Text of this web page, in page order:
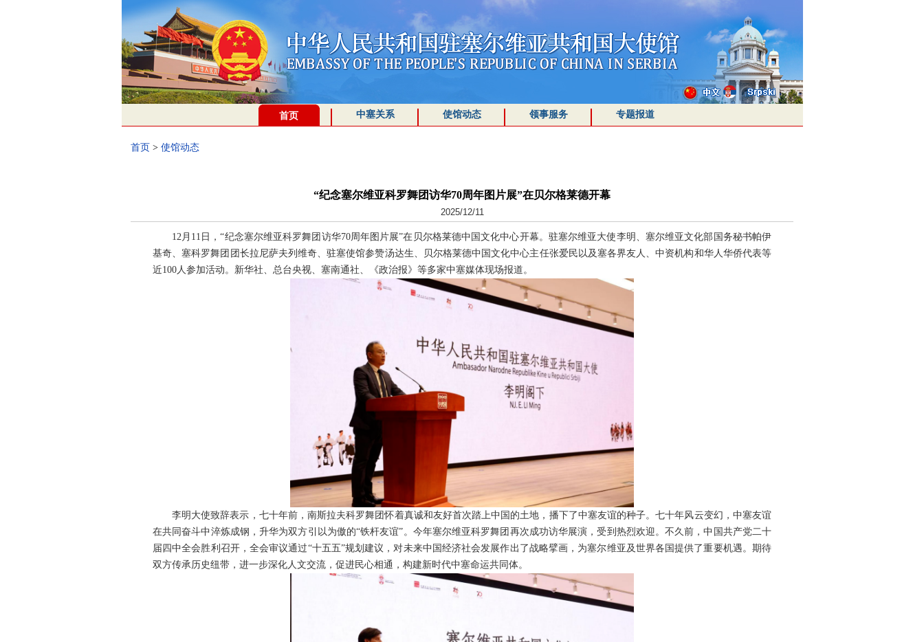
首页 中塞关系 使馆动态 领事服务 专题报道
首页 > 使馆动态
“纪念塞尔维亚科罗舞团访华70周年图片展”在贝尔格莱德开幕
2025/12/11
12月11日，“纪念塞尔维亚科罗舞团访华70周年图片展”在贝尔格莱德中国文化中心开幕。驻塞尔维亚大使李明、塞尔维亚文化部国务秘书帕伊
基奇、塞科罗舞团团长拉尼萨夫列维奇、驻塞使馆参赞汤达生、贝尔格莱德中国文化中心主任张爱民以及塞各界友人、中资机构和华人华侨代表等
近100人参加活动。新华社、总台央视、塞南通社、《政治报》等多家中塞媒体现场报道。
李明大使致辞表示，七十年前，南斯拉夫科罗舞团怀着真诚和友好首次踏上中国的土地，播下了中塞友谊的种子。七十年风云变幻，中塞友谊
在共同奋斗中淬炼成钢，升华为双方引以为傲的“铁杆友谊”。今年塞尔维亚科罗舞团再次成功访华展演，受到热烈欢迎。不久前，中国共产党二十
届四中全会胜利召开，全会审议通过“十五五”规划建议，对未来中国经济社会发展作出了战略擘画，为塞尔维亚及世界各国提供了重要机遇。期待
双方传承历史纽带，进一步深化人文交流，促进民心相通，构建新时代中塞命运共同体。